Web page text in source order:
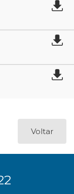
Voltar